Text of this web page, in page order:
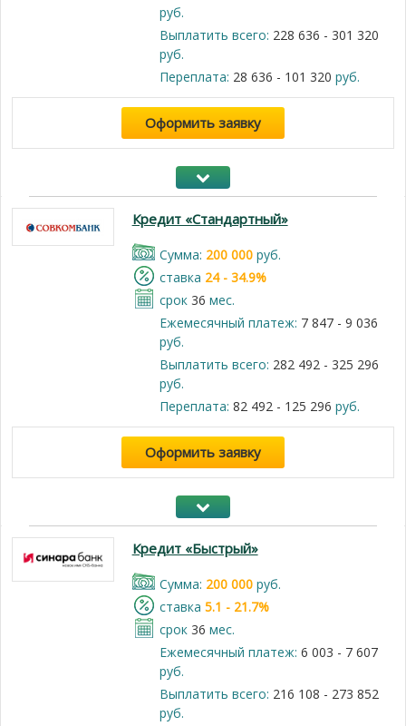
руб.
Выплатить всего: 228 636 - 301 320
руб.
Переплата: 28 636 - 101 320 руб.
Оформить заявку
Кредит «Стандартный»
Cумма: 200 000руб.
cтавка 24 - 34.9%
срок 36 мес.
Ежемесячный платеж: 7 847 - 9 036
руб.
Выплатить всего: 282 492 - 325 296
руб.
Переплата: 82 492 - 125 296 руб.
Оформить заявку
Кредит «Быстрый»
Cумма: 200 000руб.
cтавка 5.1 - 21.7%
срок 36 мес.
Ежемесячный платеж: 6 003 - 7 607
руб.
Выплатить всего: 216 108 - 273 852
руб.